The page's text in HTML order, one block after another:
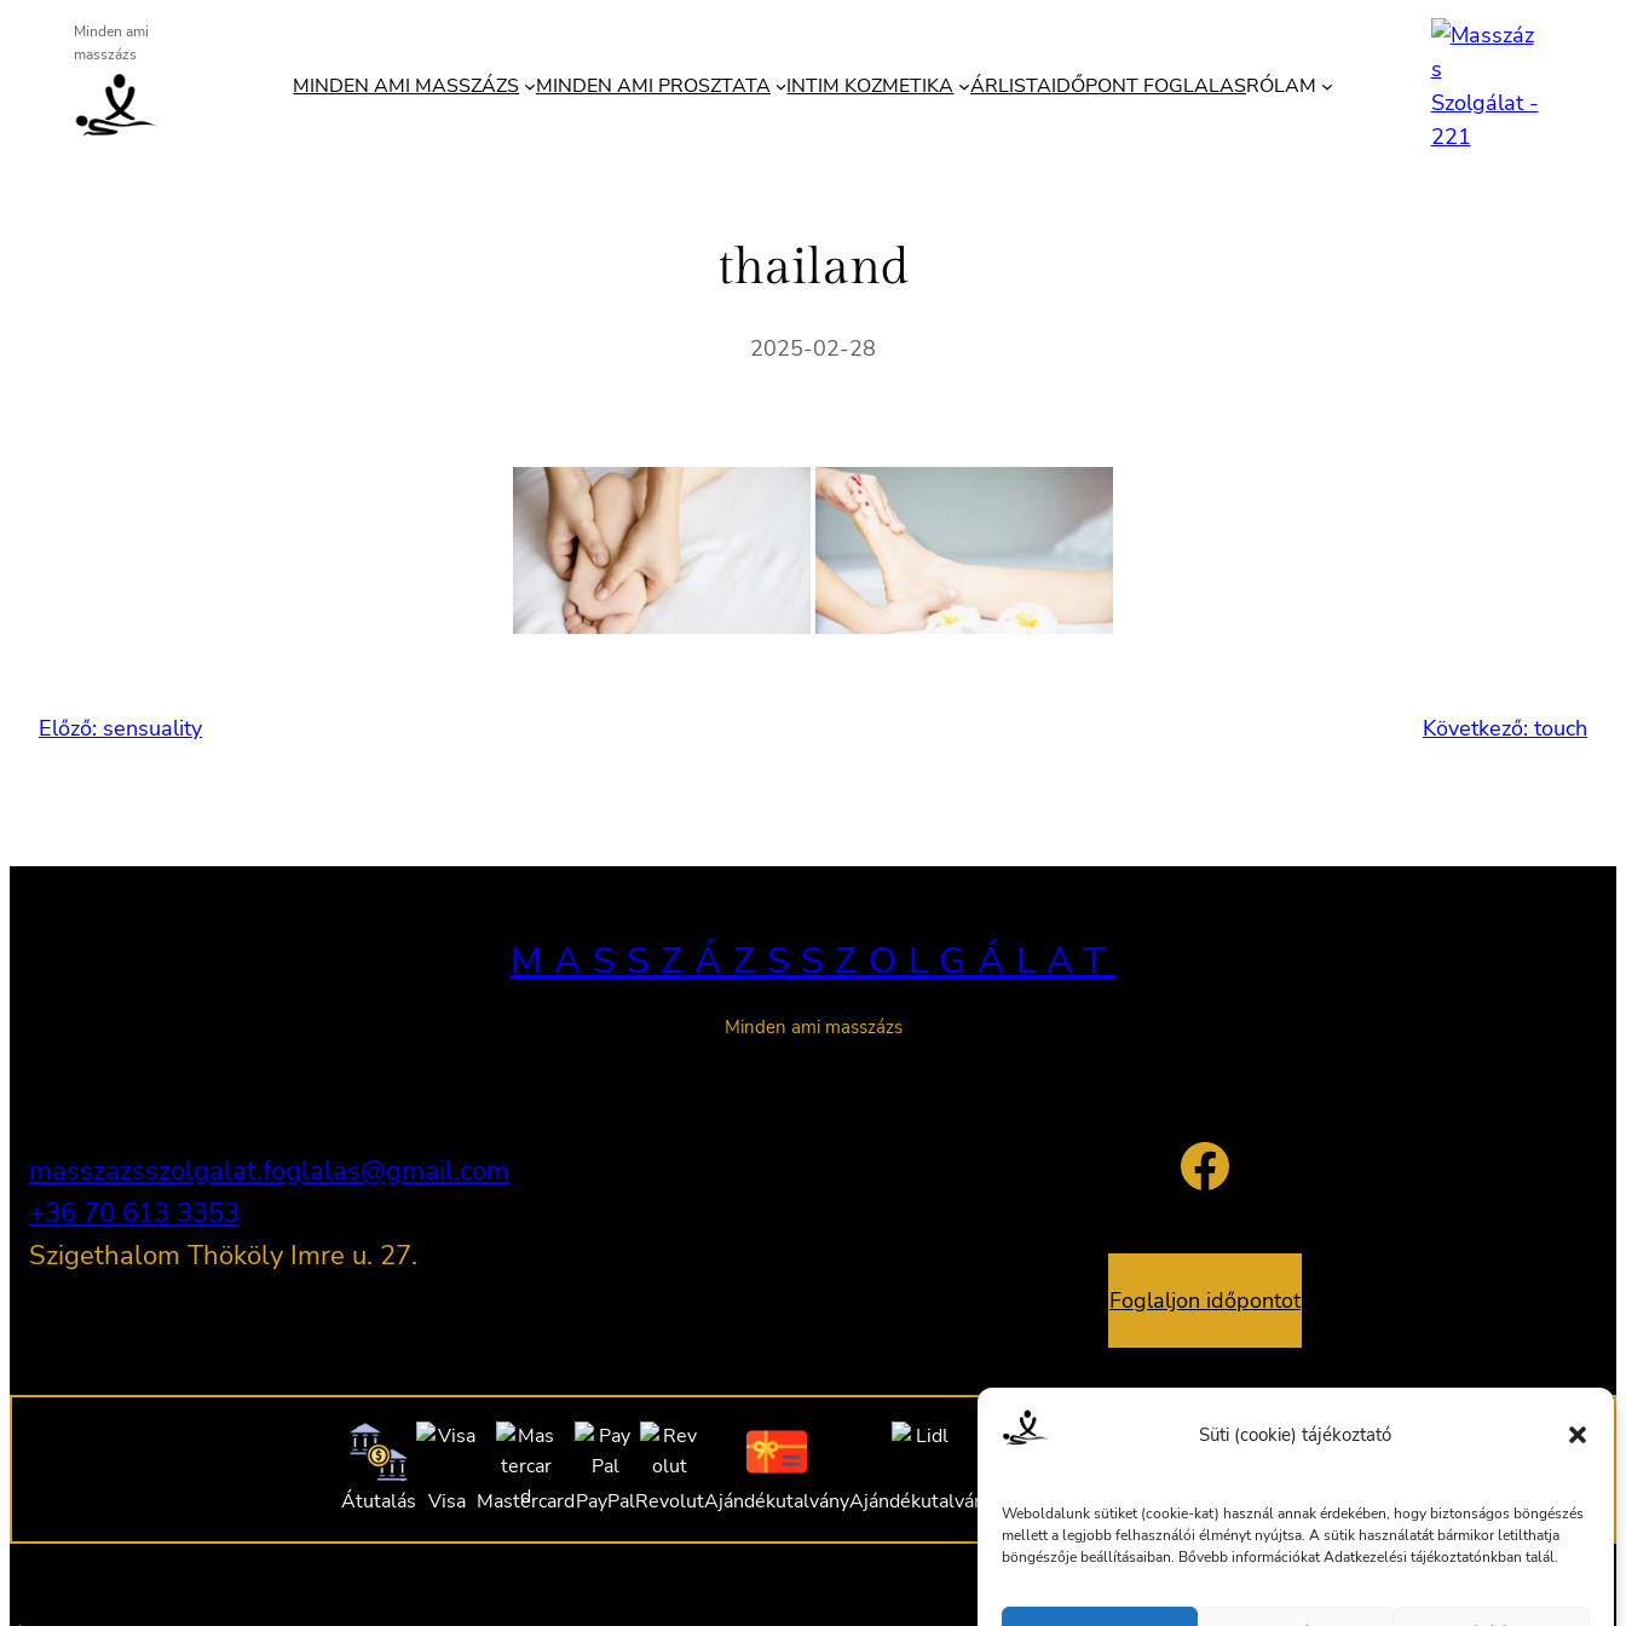
Süti (cookie) tájékoztató
Weboldalunk sütiket (cookie-kat) használ annak érdekében, hogy biztonságos böngészés
mellett a legjobb felhasználói élményt nyújtsa. A sütik használatát bármikor letilthatja
böngészője beállításaiban. Bővebb információkat Adatkezelési tájékoztatónkban talál.
tartalomhoz
Minden ami
masszázs
MINDEN AMI MASSZÁZS MINDEN AMI PROSZTATA INTIM KOZMETIKA ÁRLISTAIDŐPONT FOGLALASRÓLAM
thailand
2025-02-28
Előző: sensuality Következő: touch
MASSZÁZSSZOLGÁLAT
Minden ami masszázs
masszazsszolgalat.foglalas@gmail.com
+36 70 613 3353
Szigethalom Thököly Imre u. 27.
Facebook
Foglaljon időpontot
Átutalás Visa MastercardPayPalRevolutAjándékutalványAjándékutalvány Ajándékutalvány Ajándékutalvány